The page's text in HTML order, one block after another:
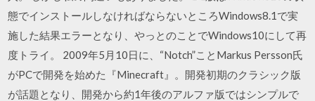
態でインストールしなければならないところWindows8.1で実
施した結果エラーとなり、やっとのことでWindows10にして再
度トライ。 2009年5月10日に、“Notch”ことMarkus Persson氏
がPCで開発を始めた『Minecraft』。開発初期のクラシック版
が話題となり、開発から約1年後のアルファ版ではシンプルで